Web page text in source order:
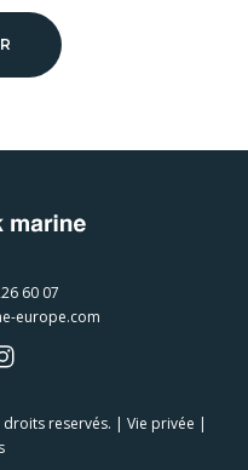
60 07
europe.com
reservés. | Vie privée |